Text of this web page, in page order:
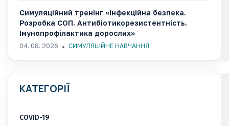
Симуляційний тренінг «Інфекційна безпека.
Розробка СОП. Антибіотикорезистентність.
Імунопрофілактика дорослих»
04. 08. 2026 СИМУЛЯЦІЙНЕ НАВЧАННЯ
КАТЕГОРІЇ
COVID-19